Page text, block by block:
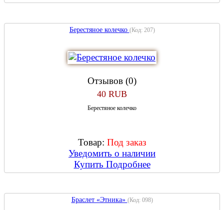
Берестяное колечко (Код: 207)
Отзывов (0)
40 RUB
Берестяное колечко
Товар: Под заказ
Уведомить о наличии
Купить Подробнее
Браслет «Этника» (Код: 098)